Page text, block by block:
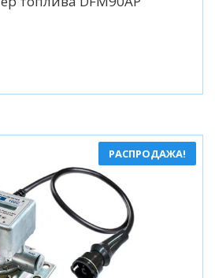
РАСПРОДАЖА!